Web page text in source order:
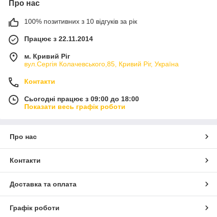
Про нас
100% позитивних з 10 відгуків за рік
Працює з 22.11.2014
м. Кривий Ріг
вул.Сергія Колачевського,85, Кривий Ріг, Україна
Контакти
Сьогодні працює з 09:00 до 18:00
Показати весь графік роботи
Про нас
Контакти
Доставка та оплата
Графік роботи